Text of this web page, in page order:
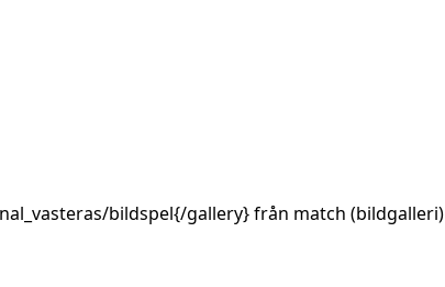
bildspel{/gallery} från match (bildgalleri)